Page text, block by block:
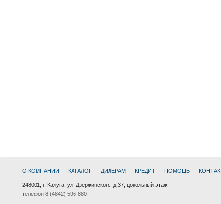
О КОМПАНИИ КАТАЛОГ ДИЛЕРАМ КРЕДИТ ПОМОЩЬ
248001, г. Калуга, ул. Дзержинского, д.37, цокольный этаж.
телефон 8 (4842) 596-880